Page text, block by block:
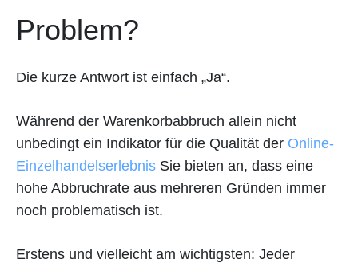
Problem?
Die kurze Antwort ist einfach „Ja“.
Während der Warenkorbabbruch allein nicht
unbedingt ein Indikator für die Qualität der Online-
Einzelhandelserlebnis Sie bieten an, dass eine
hohe Abbruchrate aus mehreren Gründen immer
noch problematisch ist.
Erstens und vielleicht am wichtigsten: Jeder